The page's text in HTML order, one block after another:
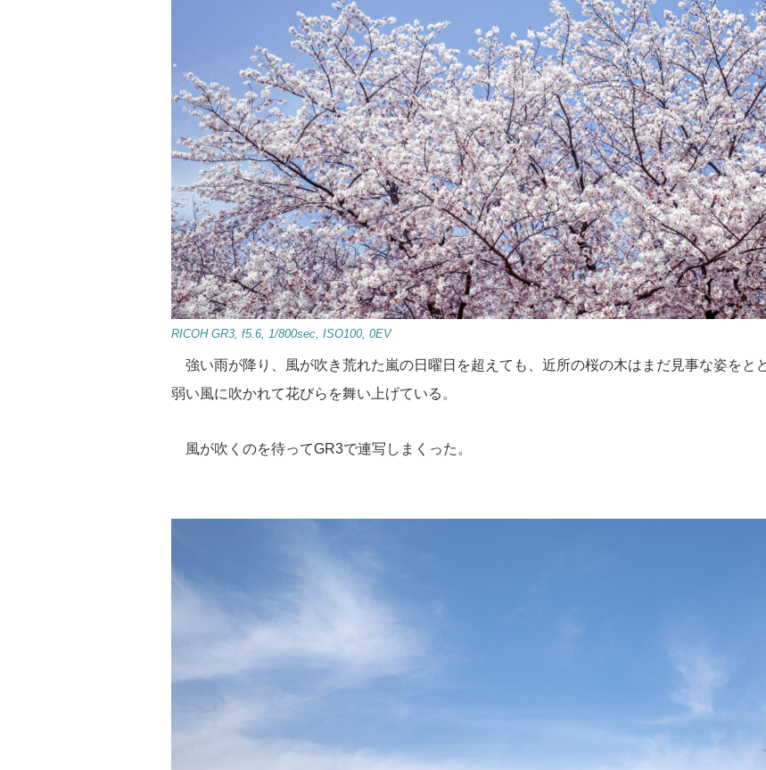
RICOH GR3, f5.6, 1/800sec, ISO100, 0EV
強い雨が降り、風が吹き荒れた嵐の日曜日を超えても、近所の桜の木はまだ見事な姿をと
弱い風に吹かれて花びらを舞い上げている。
風が吹くのを待ってGR3で連写しまくった。